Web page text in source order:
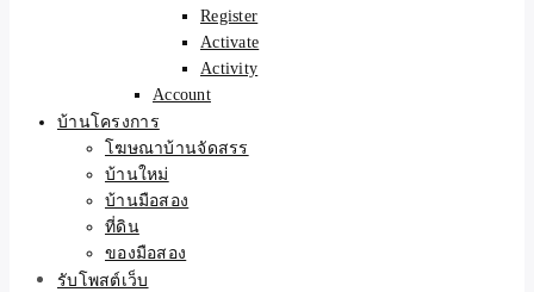
Register
Activate
Activity
Account
บ้านโครงการ
โฆษณาบ้านจัดสรร
บ้านใหม่
บ้านมือสอง
ที่ดิน
ของมือสอง
รับโพสต์เว็บ